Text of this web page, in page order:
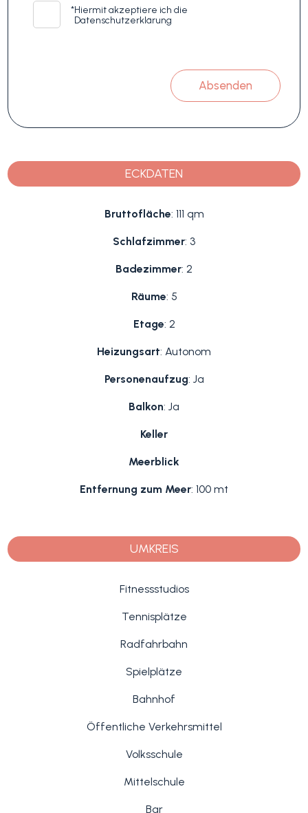
*Hiermit akzeptiere ich die
Datenschutzerklärung
Absenden
ECKDATEN
Bruttofläche: 111 qm
Schlafzimmer: 3
Badezimmer: 2
Räume: 5
Etage: 2
Heizungsart: Autonom
Personenaufzug: Ja
Balkon: Ja
Keller
Meerblick
Entfernung zum Meer: 100 mt
UMKREIS
Fitnessstudios
Tennisplätze
Radfahrbahn
Spielplätze
Bahnhof
Öffentliche Verkehrsmittel
Volksschule
Mittelschule
Bar